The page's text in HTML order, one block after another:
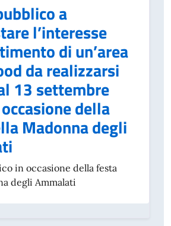
a
l’interesse
di un’area
da realizzarsi
13 settembre
della
Madonna degli
in occasione della festa
degli Ammalati